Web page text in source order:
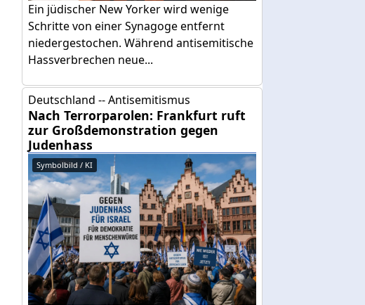
Ein jüdischer New Yorker wird wenige
Schritte von einer Synagoge entfernt
niedergestochen. Während antisemitische
Hassverbrechen neue...
Deutschland -- Antisemitismus
Nach Terrorparolen: Frankfurt ruft
zur Großdemonstration gegen
Judenhass
Symbolbild / KI